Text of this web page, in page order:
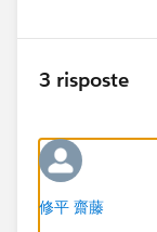
3 risposte
修平 齋藤